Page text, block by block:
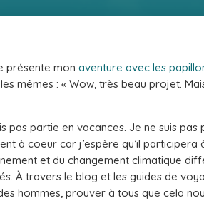
présente mon aventure avec les
mêmes : « Wow, très beau projet.
pas partie en vacances. Je ne suis
à coeur car j’espère qu’il
et du changement climatique
À travers le blog et les guides de
hommes, prouver à tous que cela